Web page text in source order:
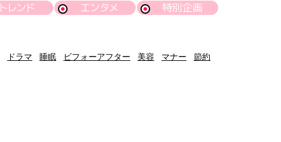
トレンド エンタメ 特別企画
ドラマ 睡眠 ビフォーアフター 美容 マナー
節約